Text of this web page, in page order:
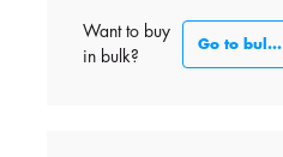
Want to buy
in bulk?
Go to bulk section